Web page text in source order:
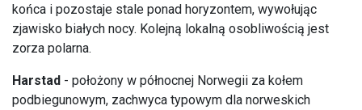
końca i pozostaje stale ponad horyzontem, wywołując
zjawisko białych nocy. Kolejną lokalną osobliwością jest
zorza polarna.
Harstad - położony w północnej Norwegii za kołem
podbiegunowym, zachwyca typowym dla norweskich